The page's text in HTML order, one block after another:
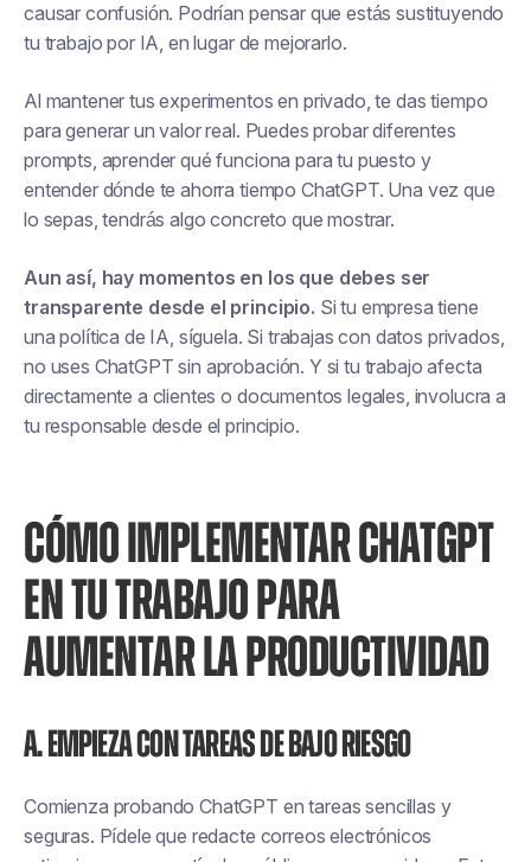
causar confusión. Podrían pensar que estás sustituyendo
tu trabajo por IA, en lugar de mejorarlo.
Al mantener tus experimentos en privado, te das tiempo
para generar un valor real. Puedes probar diferentes
prompts, aprender qué funciona para tu puesto y
entender dónde te ahorra tiempo ChatGPT. Una vez que
lo sepas, tendrás algo concreto que mostrar.
Aun así, hay momentos en los que debes ser
transparente desde el principio. Si tu empresa tiene
una política de IA, síguela. Si trabajas con datos privados,
no uses ChatGPT sin aprobación. Y si tu trabajo afecta
directamente a clientes o documentos legales, involucra a
tu responsable desde el principio.
CÓMO IMPLEMENTAR CHATGPT
EN TU TRABAJO PARA
AUMENTAR LA PRODUCTIVIDAD
A. Empieza con tareas de bajo riesgo
Comienza probando ChatGPT en tareas sencillas y
seguras. Pídele que redacte correos electrónicos